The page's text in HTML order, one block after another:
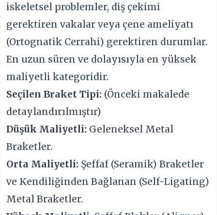
iskeletsel problemler, diş çekimi
gerektiren vakalar veya çene ameliyatı
(Ortognatik Cerrahi) gerektiren durumlar.
En uzun süren ve dolayısıyla en yüksek
maliyetli kategoridir.
Seçilen Braket Tipi: (Önceki makalede
detaylandırılmıştır)
Düşük Maliyetli: Geleneksel Metal
Braketler.
Orta Maliyetli: Şeffaf (Seramik) Braketler
ve Kendiliğinden Bağlanan (Self-Ligating)
Metal Braketler.